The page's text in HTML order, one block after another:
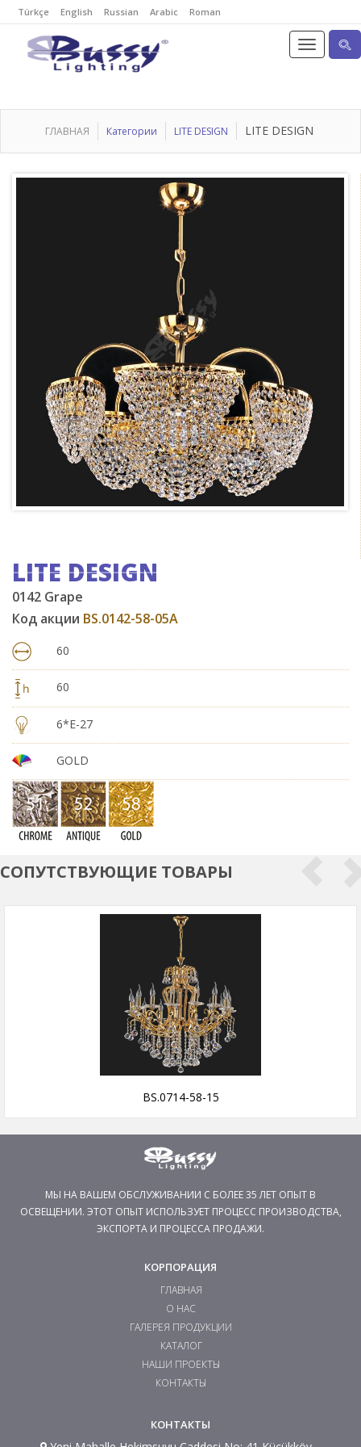
Türkçe English Russian Arabic Roman
ГЛАВНАЯ Категории LITE DESIGN LITE DESIGN
LITE DESIGN
0142 Grape
Код акции BS.0142-58-05A
60
60
6*E-27
GOLD
СОПУТСТВУЮЩИЕ ТОВАРЫ
BS.0714-58-15
МЫ НА ВАШЕМ ОБСЛУЖИВАНИИ С БОЛЕЕ 35 ЛЕТ ОПЫТ В
ОСВЕЩЕНИИ. ЭТОТ ОПЫТ ИСПОЛЬЗУЕТ ПРОЦЕСС ПРОИЗВОДСТВА,
ЭКСПОРТА И ПРОЦЕССА ПРОДАЖИ.
КОРПОРАЦИЯ
ГЛАВНАЯ
О НАС
ГАЛЕРЕЯ ПРОДУКЦИИ
КАТАЛОГ
НАШИ ПРОЕКТЫ
КОНТАКТЫ
КОНТАКТЫ